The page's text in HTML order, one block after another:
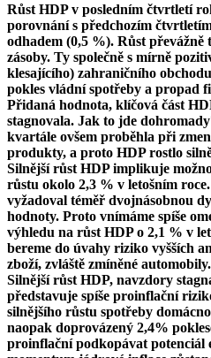
Růst HDP v posledním čtvrtletí
porovnání s předchozím
odhadem (0,5 %). Růst převážně
zásoby. Ty společně s mírně
klesajícího) zahraničního
pokles vládní spotřeby a propad
Přidaná hodnota, klíčová část
stagnovala. Jak to jde
kvartále ovšem proběhla při
produkty, a proto HDP rostlo
Silnější růst HDP implikuje
růstu okolo 2,3 % v letošním
vyžadoval téměř dvojnásobnou
hodnoty. Proto vnímáme spíše
výhledu na růst HDP o 2,1 % v
bereme do úvahy riziko vyšších
zboží, zvláště zmíněné automobily.
Silnější růst HDP, navzdory
představuje spíše proinflační
silnějšího růstu spotřeby
naopak doprovázený 2,4%
proinflační podkopávat potenciál